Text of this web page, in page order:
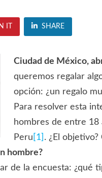
IT SHARE
Ciudad de México,
queremos regalar
opción: ¿un regalo
Para resolver esta
hombres de entre 18
Peru [1] . ¿El
hombre?
de la encuesta: ¿qué